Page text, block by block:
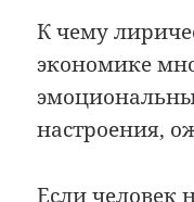
К чему
экономике
настроения,
Если человек